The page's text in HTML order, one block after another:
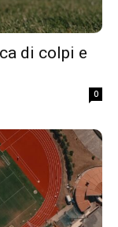
di colpi e
0